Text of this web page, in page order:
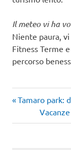
Il meteo vi ha
Niente paura,
Fitness Terme
percorso
articoli
Articolo
precedente:
Tamaro park:
Articolo